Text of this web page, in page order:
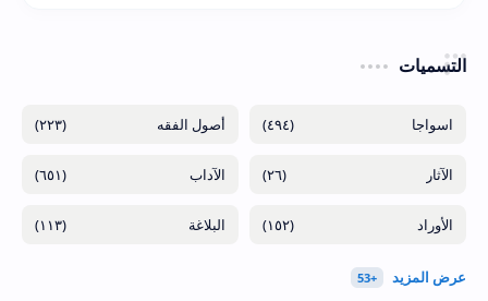
التسميات
(٤٩٤) (٢٢٣)
(٢٦) (٦٥١)
(١٥٢) (١١٣)